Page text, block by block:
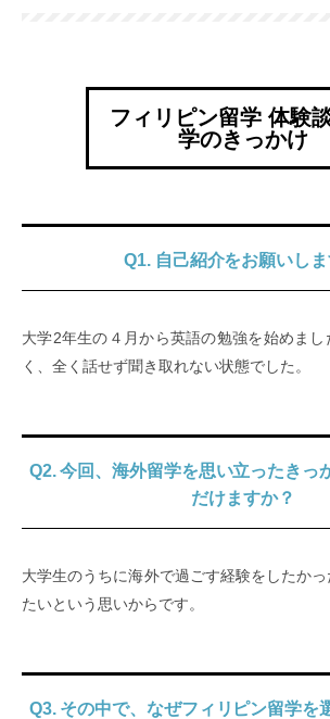
フィリピン留学 体験
学のきっかけ
Q1. 自己紹介をお願いしま
大学2年生の４月から英語の勉強を始めま
く、全く話せず聞き取れない状態でした。
Q2. 今回、海外留学を思い立ったきっ
だけますか？
大学生のうちに海外で過ごす経験をしたか
たいという思いからです。
Q3. その中で、なぜフィリピン留学を